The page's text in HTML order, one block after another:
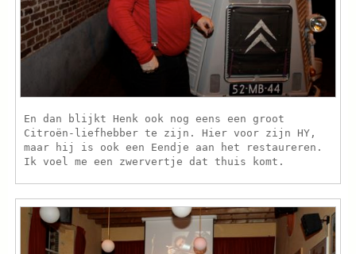
En dan blijkt Henk ook nog eens een groot
Citroën-liefhebber te zijn. Hier voor zijn HY,
maar hij is ook een Eendje aan het restaureren.
Ik voel me een zwervertje dat thuis komt.